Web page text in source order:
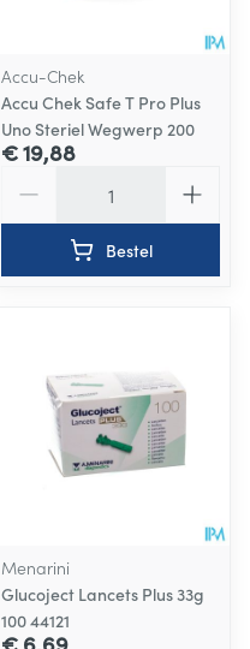
Accu-Chek
Accu Chek Safe T Pro Plus
Uno Steriel Wegwerp 200
€ 19,88
Bestel
Menarini
Glucoject Lancets Plus 33g
100 44121